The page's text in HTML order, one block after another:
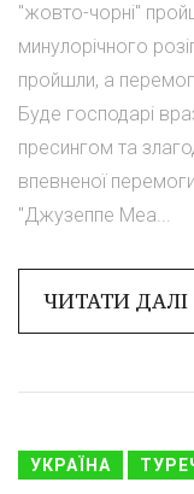
"жовто-чорні"
минулорічного
пройшли, а
Буде господарі
пресингом та
впевненої
"Джузеппе Меа...
ЧИТАТИ ДАЛІ
УКРАЇНА